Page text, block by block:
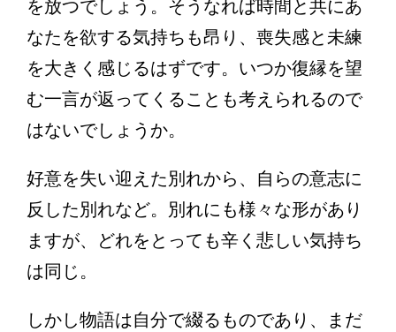
を放つでしょう。そうなれば時間と共にあ
なたを欲する気持ちも昂り、喪失感と未練
を大きく感じるはずです。いつか復縁を望
む一言が返ってくることも考えられるので
はないでしょうか。
好意を失い迎えた別れから、自らの意志に
反した別れなど。別れにも様々な形があり
ますが、どれをとっても辛く悲しい気持ち
は同じ。
しかし物語は自分で綴るものであり、まだ